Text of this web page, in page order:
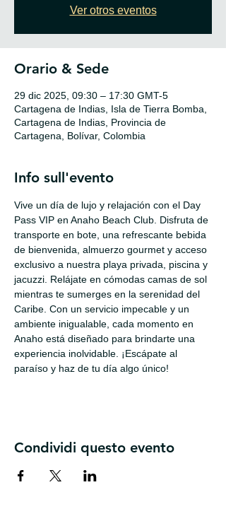
Ver otros eventos
Orario & Sede
29 dic 2025, 09:30 – 17:30 GMT-5
Cartagena de Indias, Isla de Tierra Bomba,
Cartagena de Indias, Provincia de
Cartagena, Bolívar, Colombia
Info sull'evento
Vive un día de lujo y relajación con el Day
Pass VIP en Anaho Beach Club. Disfruta de
transporte en bote, una refrescante bebida
de bienvenida, almuerzo gourmet y acceso
exclusivo a nuestra playa privada, piscina y
jacuzzi. Relájate en cómodas camas de sol
mientras te sumerges en la serenidad del
Caribe. Con un servicio impecable y un
ambiente inigualable, cada momento en
Anaho está diseñado para brindarte una
experiencia inolvidable. ¡Escápate al
paraíso y haz de tu día algo único!
Condividi questo evento